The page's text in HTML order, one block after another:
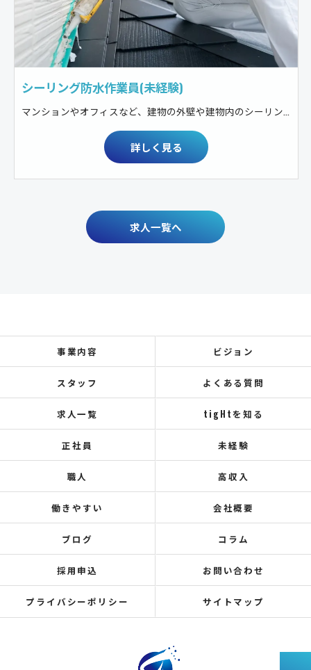
シーリング防水作業員(未経験)
マンションやオフィスなど、建物の外壁や建物内のシーリング防水工事
詳しく見る
求人一覧へ
事業内容 ビジョン
スタッフ よくある質問
求人一覧 tigHtを知る
正社員 未経験
職人 高収入
働きやすい 会社概要
ブログ コラム
採用申込 お問い合わせ
プライバシーポリシー サイトマップ